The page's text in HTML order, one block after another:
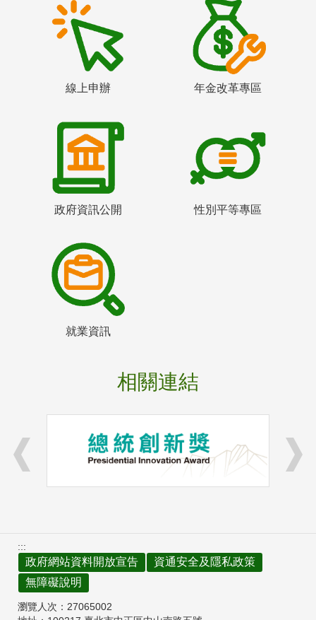
線上申辦 年金改革專區
政府資訊公開 性別平等專區
就業資訊
相關連結
:::
政府網站資料開放宣告
資通安全及隱私政策
無障礙說明
瀏覽人次： 27065002